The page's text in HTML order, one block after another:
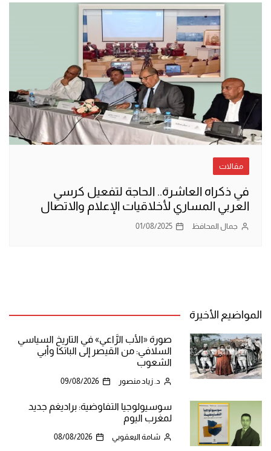
مقالات
في ذكراه العاشرة.. الحاجة لتفعيل كرسي
العربي المساري لأخلاقيات الإعلام والاتصال
جمال المحافظ 01/08/2025
المواضيع الأخيرة
صورة «الأب الرَّاعي» في التاريخ السياسي
السلافي: من القيصر إلى الباتكا وأبي
الشعوب
د. زياد منصور 09/08/2026
سوسيولوجيا التفاوضية: براديغم جديد
لمغرب اليوم
شامة اليعقوبي 08/08/2026